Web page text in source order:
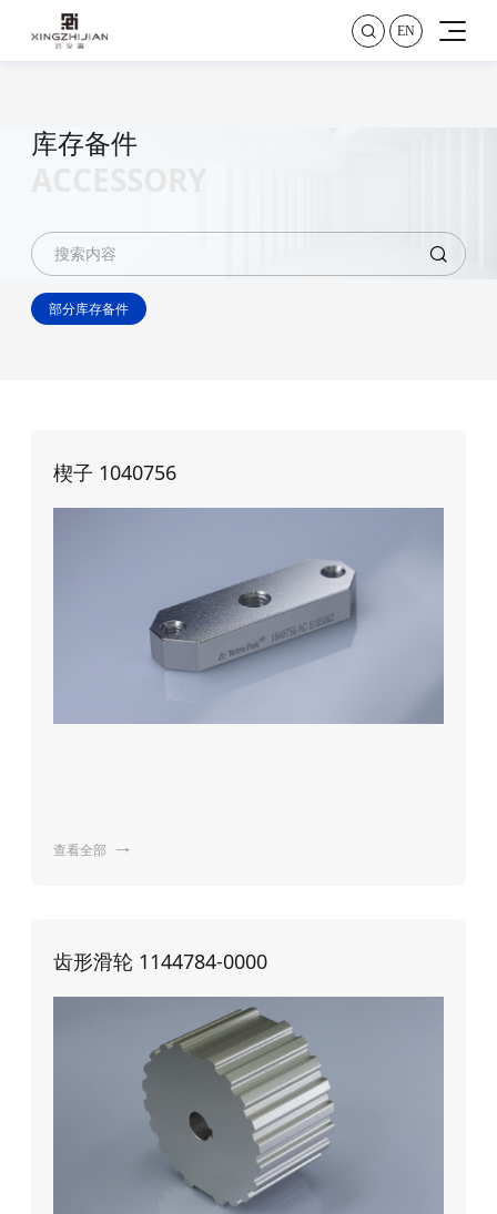
 EN
库存备件
部分库存备件

楔子 1040756
查看全部 
齿形滑轮 1144784-0000